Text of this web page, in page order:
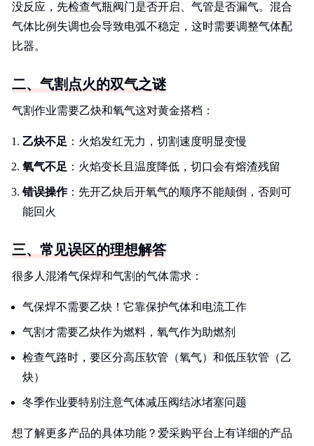
没反应，先检查气瓶阀门是否开启、气管是否漏气。混合
气体比例失调也会导致电弧不稳定，这时需要调整气体配
比器。
二、气割点火的双气之谜
气割作业需要乙炔和氧气这对黄金搭档：
乙炔不足 ：火焰发红无力，切割速度明显变慢
氧气不足 ：火焰变长且温度降低，切口会有熔渣残留
错误操作：先开乙炔后开氧气的顺序不能颠倒，否则可
能回火
三、常见误区的理想解答
很多人混淆气保焊和气割的气体需求：
气保焊不需要乙炔！它靠保护气体和电流工作
气割才需要乙炔作为燃料，氧气作为助燃剂
检查气路时，要区分高压软管（氧气）和低压软管（乙
炔）
冬季作业要特别注意气体减压阀结冰堵塞问题
想了解更多产品的具体功能？爱采购平台上有详细的产品